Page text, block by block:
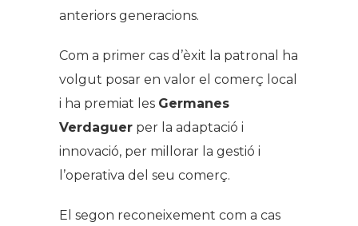
anteriors generacions.
Com a primer cas d’èxit la patronal ha
volgut posar en valor el comerç local
i ha premiat les Germanes
Verdaguer per la adaptació i
innovació, per millorar la gestió i
l’operativa del seu comerç.
El segon reconeixement com a cas